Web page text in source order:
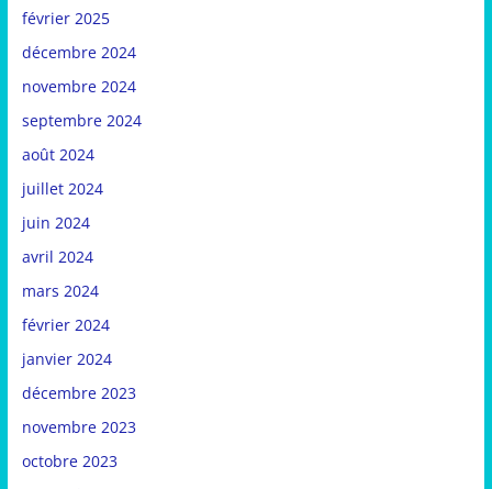
février 2025
décembre 2024
novembre 2024
septembre 2024
août 2024
juillet 2024
juin 2024
avril 2024
mars 2024
février 2024
janvier 2024
décembre 2023
novembre 2023
octobre 2023